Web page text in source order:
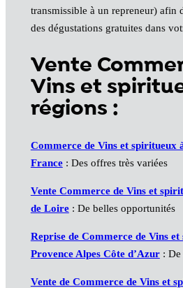
transmissible à un repreneur) afin
des dégustations gratuites dans
Vente
Vins et
régions :
Commerce de Vins et spiritueux
France: Des offres très variées
Vente Commerce de Vins et
de Loire : De belles opportunités
Reprise de Commerce de Vins
Provence Alpes Côte d’Azur :
Vente de Commerce de Vins et